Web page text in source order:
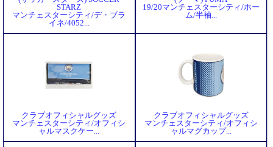
STARZ
マンチェスターシティ/デ・ブラ
イネ/4052...
19/20マンチェスターシティ/ホー
ム/半袖...
クラブオフィシャルグッズ
マンチェスターシティ/オフィシ
ャルマスクケー...
クラブオフィシャルグッズ
マンチェスターシティ/オフィシ
ャルマグカップ...